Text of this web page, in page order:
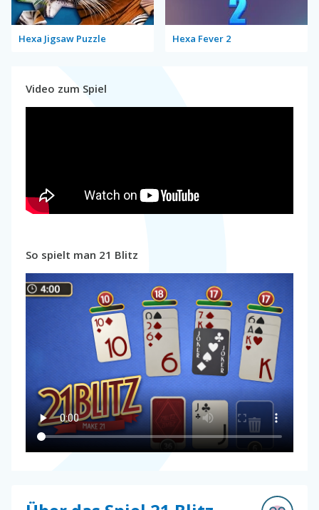
Hexa Jigsaw Puzzle Hexa Fever 2
Video zum Spiel
So spielt man 21 Blitz